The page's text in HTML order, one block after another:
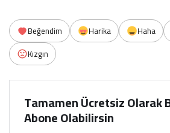
Beğendim Harika Haha
Kızgın
Tamamen Ücretsiz Olarak
Abone Olabilirsin